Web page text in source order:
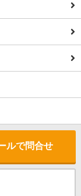
ルで問合せ